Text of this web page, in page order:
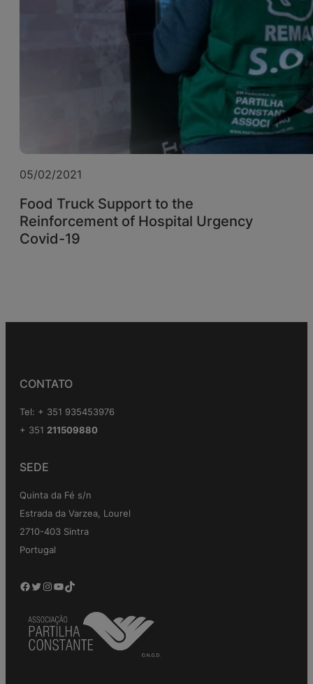
05/02/2021
Food Truck Support to the
Reinforcement of Hospital Urgency
Covid-19
CONTATO
Tel: + 351 935453976
+ 351 211509880
SEDE
Quinta da Fé s/n
Estrada da Varzea, Lourel
2710-403 Sintra
Portugal
Facebook Twitter Instagram YouTube TikTok